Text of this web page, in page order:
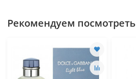
Рекомендуем посмотреть